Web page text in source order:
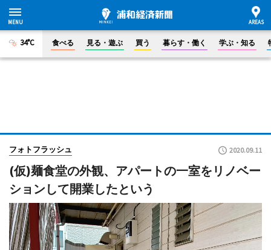
34°C 食べる 見る・遊ぶ 買う 暮らす・働く 学ぶ・知る
フォトフラッシュ 2020.09.11
(仮)麺食堂の外観、アパートの一室をリノベー
ションして開業したという